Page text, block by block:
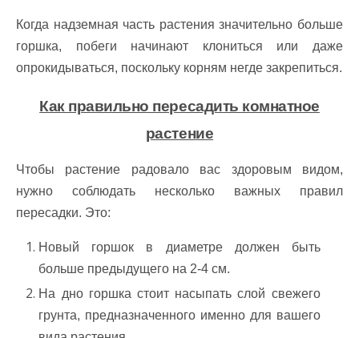
Когда надземная часть растения значительно больше
горшка, побеги начинают клониться или даже
опрокидываться, поскольку корням негде закрепиться.
Как правильно пересадить комнатное
растение
Чтобы растение радовало вас здоровым видом,
нужно соблюдать несколько важных правил
пересадки. Это:
Новый горшок в диаметре должен быть
больше предыдущего на 2-4 см.
На дно горшка стоит насыпать слой свежего
грунта, предназначенного именно для вашего